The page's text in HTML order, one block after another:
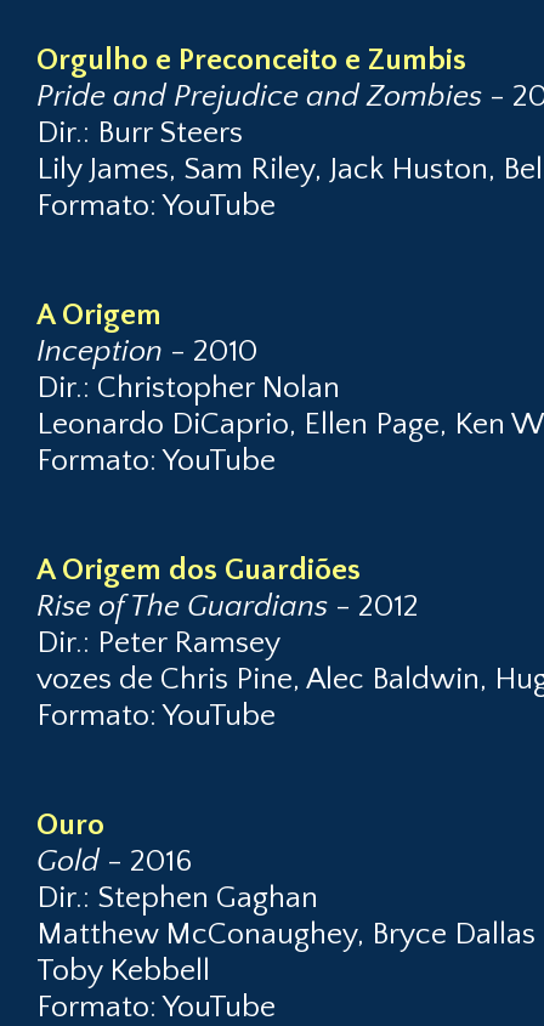
Orgulho e Preconceito e Zumbis
Pride and Prejudice and Zombies -
Dir.: Burr Steers
Lily James, Sam Riley, Jack Huston,
Formato: YouTube
A Origem
Inception - 2010
Dir.: Christopher Nolan
Leonardo DiCaprio, Ellen Page, Ken
Formato: YouTube
A Origem dos Guardiões
Rise of The Guardians - 2012
Dir.: Peter Ramsey
vozes de Chris Pine, Alec Baldwin,
Formato: YouTube
Ouro
Gold - 2016
Dir.: Stephen Gaghan
Matthew McConaughey, Bryce
Toby Kebbell
Formato: YouTube